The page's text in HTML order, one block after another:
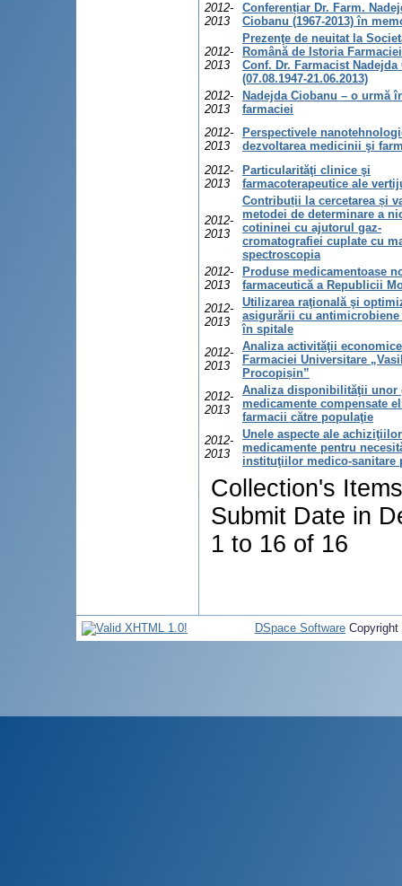
2012-
2013
Conferențiar Dr. Farm.
Ciobanu (1967-2013) în
2012-
2013
Prezenţe de neuitat la
Română de Istoria
Conf. Dr. Farmacist Nadejda
(07.08.1947-21.06.2013)
2012-
2013
Nadejda Ciobanu – o urmă
farmaciei
2012-
2013
Perspectivele
dezvoltarea medicinii şi
2012-
2013
Particularităţi clinice şi
farmacoterapeutice ale
2012-
2013
Contribuții la cercetarea și
metodei de determinare a
cotininei cu ajutorul gaz-
cromatografiei cuplate cu
spectroscopia
2012-
2013
Produse medicamentoase
farmaceutică a Republicii
2012-
2013
Utilizarea raţională şi
asigurării cu antimicrobiene
în spitale
2012-
2013
Analiza activităţii
Farmaciei Universitare
Procopișin”
2012-
2013
Analiza disponibilităţii unor
medicamente compensate
farmacii către populaţie
2012-
2013
Unele aspecte ale
medicamente pentru
instituţiilor medico-sanitare
Collection's
Submit Date in
1 to 16 of 16
DSpace Software